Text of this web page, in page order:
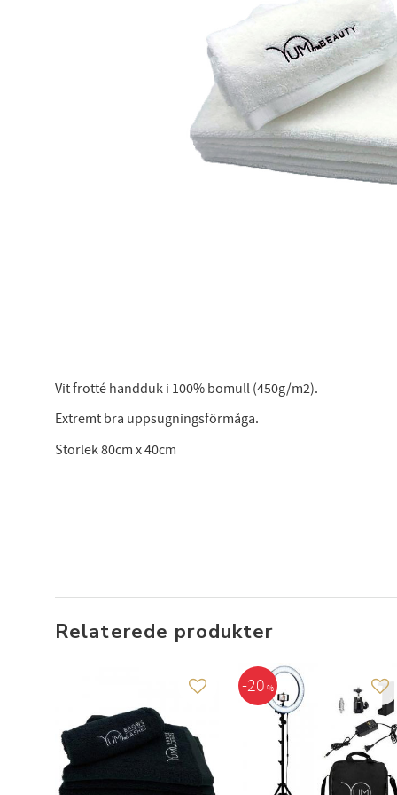
Vit frotté handduk i 100% bomull (450g/m2).
Extremt bra uppsugningsförmåga.
Storlek 80cm x 40cm
Relaterede produkter
Gem som favorit
20 %